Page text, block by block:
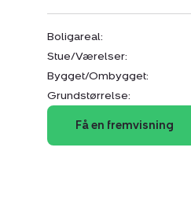
Boligareal:
Stue/Værelser:
Bygget/Ombygget:
Grundstørrelse:
Få en fremvisning